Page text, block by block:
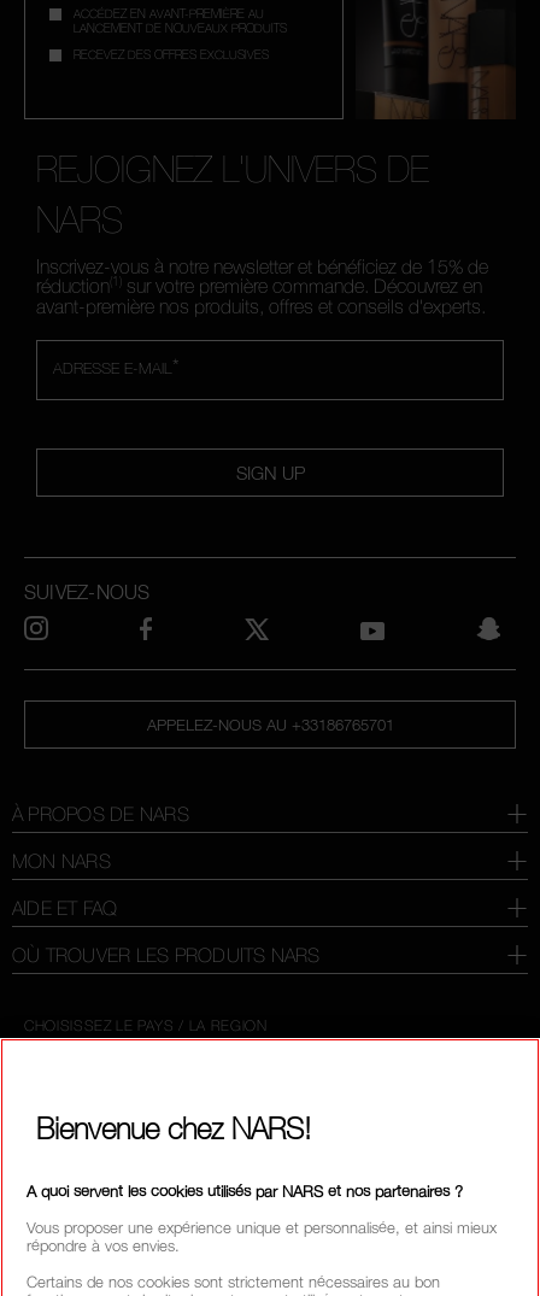
ACCÉDEZ EN AVANT-PREMIÈRE AU
LANCEMENT DE NOUVEAUX PRODUITS
RECEVEZ DES OFFRES EXCLUSIVES
REJOIGNEZ L'UNIVERS DE
NARS
Inscrivez-vous à notre newsletter et bénéficiez de 15% de
réduction (1)
sur votre première commande. Découvrez en
avant-première nos produits, offres et conseils d'experts.
*
ADRESSE E-MAIL
SIGN UP
APPELEZ-NOUS AU +33186765701
À PROPOS DE NARS
MON NARS
AIDE ET FAQ
OÙ TROUVER LES PRODUITS NARS
SUIVEZ-NOUS
CHOISISSEZ LE PAYS / LA REGION
Bienvenue chez NARS!
A quoi servent les cookies utilisés par NARS et nos partenaires ?
Vous proposer une expérience unique et personnalisée, et ainsi mieux
répondre à vos envies.
Certains de nos cookies sont strictement nécessaires au bon